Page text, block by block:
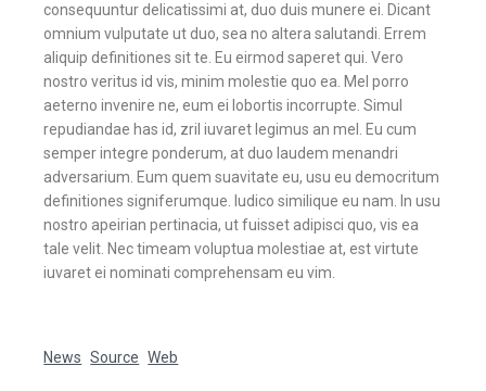
consequuntur delicatissimi at, duo duis munere ei. Dicant
omnium vulputate ut duo, sea no altera salutandi. Errem
aliquip definitiones sit te. Eu eirmod saperet qui. Vero
nostro veritus id vis, minim molestie quo ea. Mel porro
aeterno invenire ne, eum ei lobortis incorrupte. Simul
repudiandae has id, zril iuvaret legimus an mel. Eu cum
semper integre ponderum, at duo laudem menandri
adversarium. Eum quem suavitate eu, usu eu democritum
definitiones signiferumque. Iudico similique eu nam. In usu
nostro apeirian pertinacia, ut fuisset adipisci quo, vis ea
tale velit. Nec timeam voluptua molestiae at, est virtute
iuvaret ei nominati comprehensam eu vim.
News Source Web